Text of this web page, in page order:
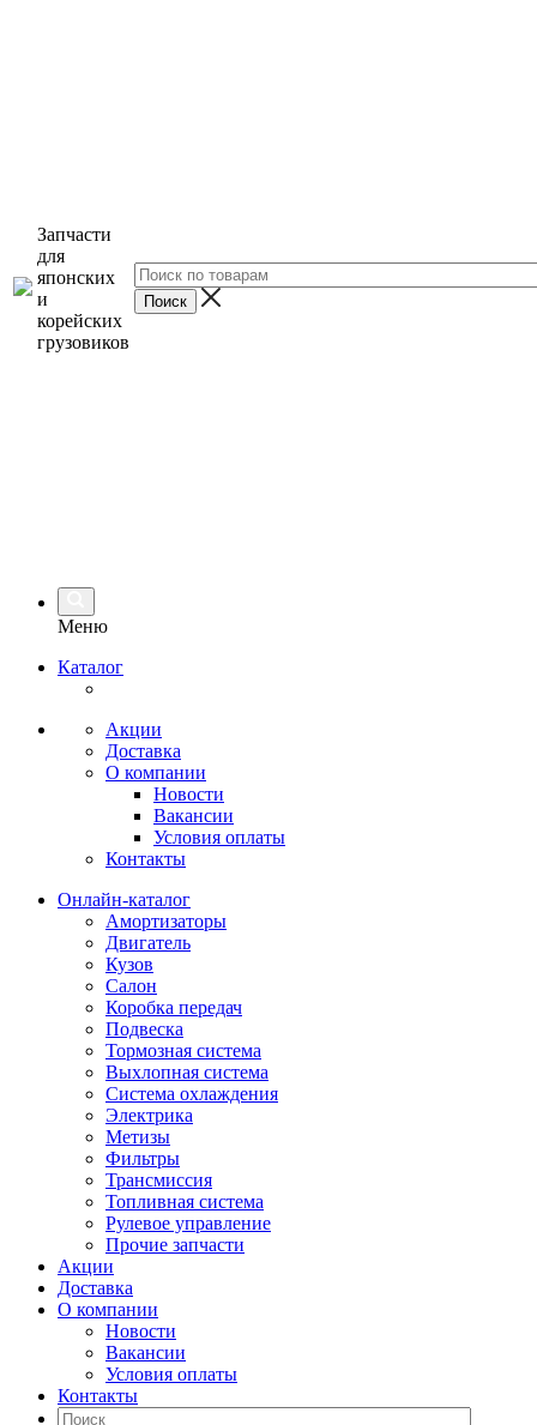
Запчасти
для
японских
и
корейских
грузовиков
Меню
Каталог
Акции
Доставка
О компании
Новости
Вакансии
Условия оплаты
Контакты
Онлайн-каталог
Амортизаторы
Двигатель
Кузов
Салон
Коробка передач
Подвеска
Тормозная система
Выхлопная система
Система охлаждения
Электрика
Метизы
Фильтры
Трансмиссия
Топливная система
Рулевое управление
Прочие запчасти
Акции
Доставка
О компании
Новости
Вакансии
Условия оплаты
Контакты